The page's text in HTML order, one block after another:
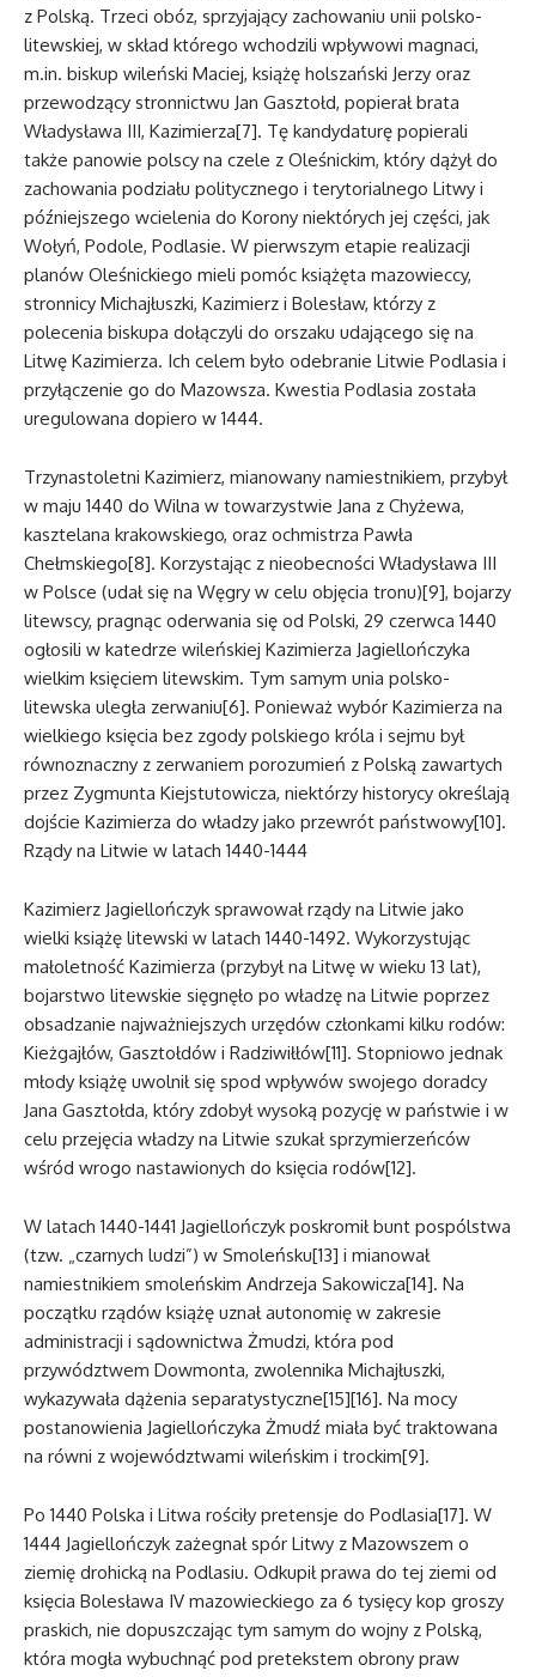
z Polską. Trzeci obóz, sprzyjający zachowaniu unii polsko-
litewskiej, w skład którego wchodzili wpływowi magnaci,
m.in. biskup wileński Maciej, książę holszański Jerzy oraz
przewodzący stronnictwu Jan Gasztołd, popierał brata
Władysława III, Kazimierza[7]. Tę kandydaturę popierali
także panowie polscy na czele z Oleśnickim, który dążył do
zachowania podziału politycznego i terytorialnego Litwy i
późniejszego wcielenia do Korony niektórych jej części, jak
Wołyń, Podole, Podlasie. W pierwszym etapie realizacji
planów Oleśnickiego mieli pomóc książęta mazowieccy,
stronnicy Michajłuszki, Kazimierz i Bolesław, którzy z
polecenia biskupa dołączyli do orszaku udającego się na
Litwę Kazimierza. Ich celem było odebranie Litwie Podlasia i
przyłączenie go do Mazowsza. Kwestia Podlasia została
uregulowana dopiero w 1444.
Trzynastoletni Kazimierz, mianowany namiestnikiem, przybył
w maju 1440 do Wilna w towarzystwie Jana z Chyżewa,
kasztelana krakowskiego, oraz ochmistrza Pawła
Chełmskiego[8]. Korzystając z nieobecności Władysława III
w Polsce (udał się na Węgry w celu objęcia tronu)[9], bojarzy
litewscy, pragnąc oderwania się od Polski, 29 czerwca 1440
ogłosili w katedrze wileńskiej Kazimierza Jagiellończyka
wielkim księciem litewskim. Tym samym unia polsko-
litewska uległa zerwaniu[6]. Ponieważ wybór Kazimierza na
wielkiego księcia bez zgody polskiego króla i sejmu był
równoznaczny z zerwaniem porozumień z Polską zawartych
przez Zygmunta Kiejstutowicza, niektórzy historycy określają
dojście Kazimierza do władzy jako przewrót państwowy[10].
Rządy na Litwie w latach 1440-1444
Kazimierz Jagiellończyk sprawował rządy na Litwie jako
wielki książę litewski w latach 1440-1492. Wykorzystując
małoletność Kazimierza (przybył na Litwę w wieku 13 lat),
bojarstwo litewskie sięgnęło po władzę na Litwie poprzez
obsadzanie najważniejszych urzędów członkami kilku rodów:
Kieżgajłów, Gasztołdów i Radziwiłłów[11]. Stopniowo jednak
młody książę uwolnił się spod wpływów swojego doradcy
Jana Gasztołda, który zdobył wysoką pozycję w państwie i w
celu przejęcia władzy na Litwie szukał sprzymierzeńców
wśród wrogo nastawionych do księcia rodów[12].
W latach 1440-1441 Jagiellończyk poskromił bunt pospólstwa
(tzw. „czarnych ludzi”) w Smoleńsku[13] i mianował
namiestnikiem smoleńskim Andrzeja Sakowicza[14]. Na
początku rządów książę uznał autonomię w zakresie
administracji i sądownictwa Żmudzi, która pod
przywództwem Dowmonta, zwolennika Michajłuszki,
wykazywała dążenia separatystyczne[15][16]. Na mocy
postanowienia Jagiellończyka Żmudź miała być traktowana
na równi z województwami wileńskim i trockim[9].
Po 1440 Polska i Litwa rościły pretensje do Podlasia[17]. W
1444 Jagiellończyk zażegnał spór Litwy z Mazowszem o
ziemię drohicką na Podlasiu. Odkupił prawa do tej ziemi od
księcia Bolesława IV mazowieckiego za 6 tysięcy kop groszy
praskich, nie dopuszczając tym samym do wojny z Polską,
która mogła wybuchnąć pod pretekstem obrony praw